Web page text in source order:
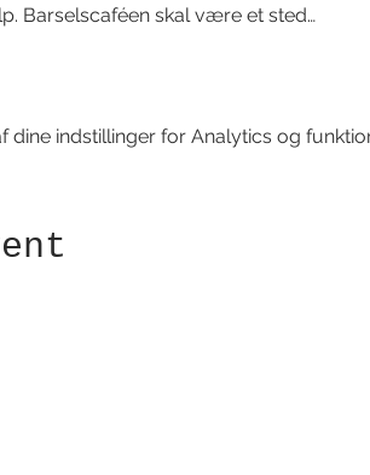
Barselscaféen skal være et sted…
indstillinger for Analytics og